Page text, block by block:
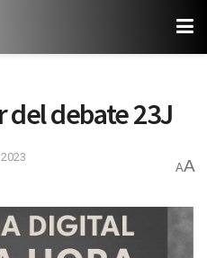
del debate 23J
AA